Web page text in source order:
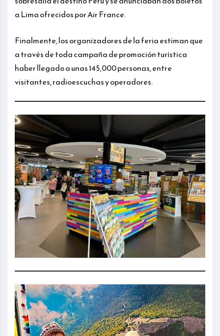
a Lima ofrecidos por Air France.
Finalmente, los organizadores de la feria estiman que
a través de toda campaña de promoción turística
haber llegado a unas 145,000 personas, entre
visitantes, radioescuchas y operadores.